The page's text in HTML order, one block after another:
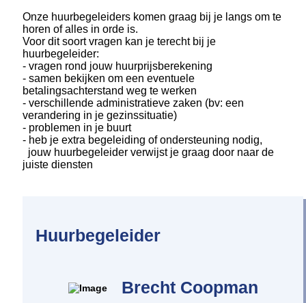
Onze huurbegeleiders komen graag bij je langs om te
horen of alles in orde is.
Voor dit soort vragen kan je terecht bij je
huurbegeleider:
- vragen rond jouw huurprijsberekening
- samen bekijken om een eventuele
betalingsachterstand weg te werken
- verschillende administratieve zaken (bv: een
verandering in je gezinssituatie)
- problemen in je buurt
- heb je extra begeleiding of ondersteuning nodig,
jouw huurbegeleider verwijst je graag door naar de
juiste diensten
Huurbegeleider
Brecht Coopman